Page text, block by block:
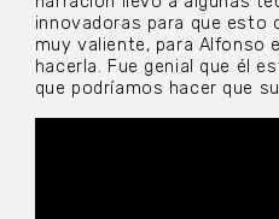
innovadoras para que esto
muy valiente, para Alfonso
hacerla. Fue genial que él
que podríamos hacer que